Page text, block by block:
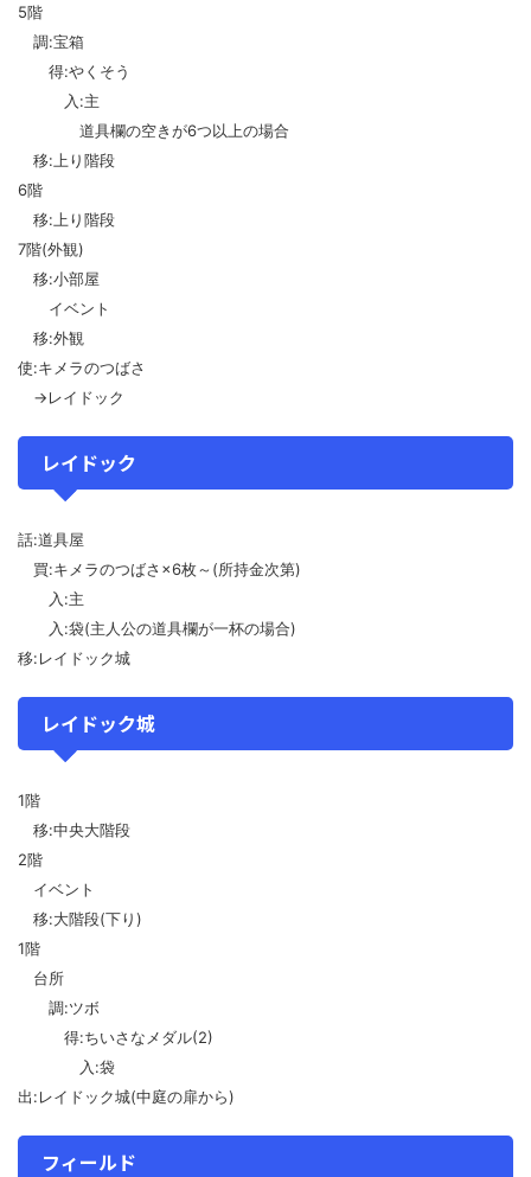
5階
調:宝箱
得:やくそう
入:主
道具欄の空きが6つ以上の場合
移:上り階段
6階
移:上り階段
7階(外観)
移:小部屋
イベント
移:外観
使:キメラのつばさ
→レイドック
レイドック
話:道具屋
買:キメラのつばさ×6枚～(所持金次第)
入:主
入:袋(主人公の道具欄が一杯の場合)
移:レイドック城
レイドック城
1階
移:中央大階段
2階
イベント
移:大階段(下り)
1階
台所
調:ツボ
得:ちいさなメダル(2)
入:袋
出:レイドック城(中庭の扉から)
フィールド